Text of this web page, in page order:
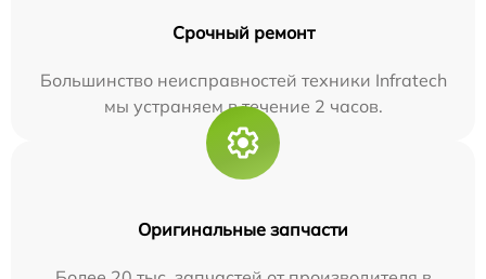
Срочный ремонт
Большинство неисправностей техники Infratech
мы устраняем в течение 2 часов.
Оригинальные запчасти